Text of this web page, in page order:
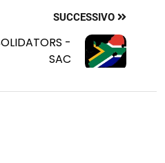
SUCCESSIVO
-
SAC